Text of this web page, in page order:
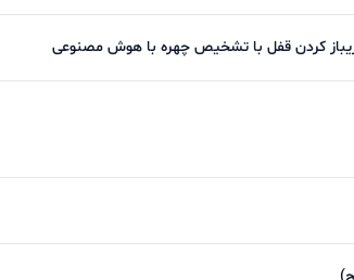
کردن قفل با تشخیص چهره با هوش مصنوعی